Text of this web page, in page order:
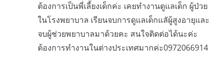
ต้องการเป็นพี่เลี้ยงเด็กค่ะ เคยทำงานดูแลเด็ก ผู้ป่วย
ในโรงพยาบาล เรียนจบการดูแลเด็กแลัผู้สูงอายุและ
จบผู้ช่วยพยาบาลมาด้วยคะ สนใจติดต่อได้นะค่ะ
ต้องการทำงานในต่างประเทศมากค่ะ0972066914